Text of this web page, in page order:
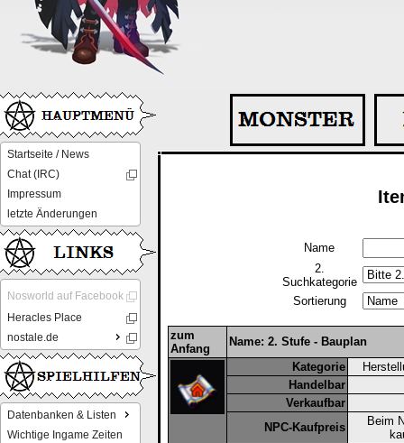
Startseite / News
Chat (IRC)
Impressum
letzte Änderungen
Nosworld auf Facebook
Heracles Place
nostale.de
Datenbanken & Listen
Wichtige Ingame Zeiten
Name
2.
Suchkategorie
Sortierung
zum
Anfang
Name: 2. Stufe - Bauplan
Kategorie
Handelbar
Verkaufbar
NPC-Kaufpreis
Beim